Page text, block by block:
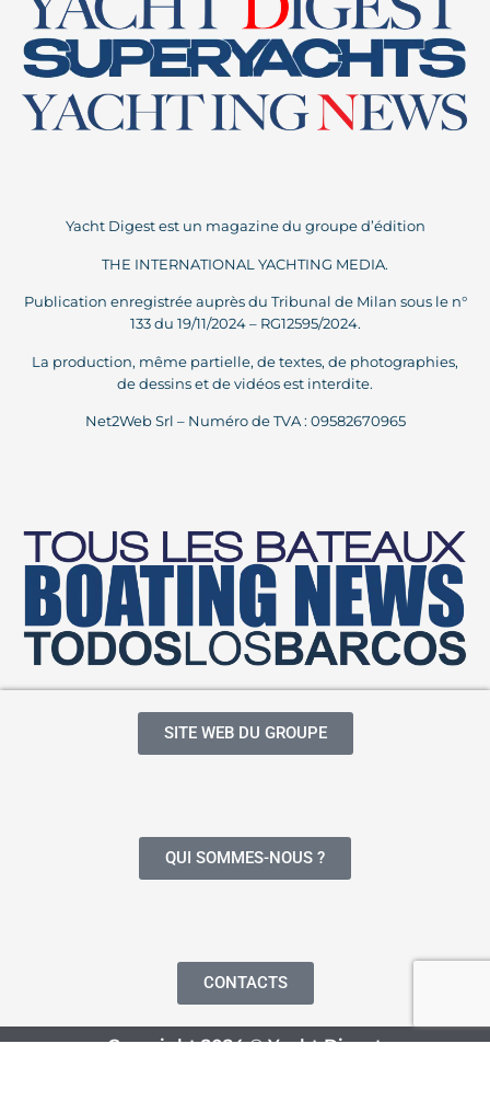
Yacht Digest est un magazine du groupe d’édition
THE INTERNATIONAL YACHTING MEDIA.
Publication enregistrée auprès du Tribunal de Milan sous le n°
133 du 19/11/2024 – RG12595/2024.
La production, même partielle, de textes, de photographies,
de dessins et de vidéos est interdite.
Net2Web Srl – Numéro de TVA : 09582670965
SITE WEB DU GROUPE
QUI SOMMES-NOUS ?
CONTACTS
Copyright 2024 © Yacht Digest